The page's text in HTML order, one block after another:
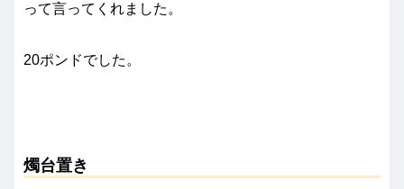
って言ってくれました。
20ポンドでした。
燭台置き